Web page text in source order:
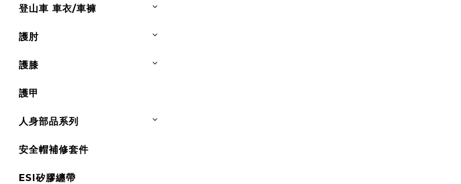
登山車 車衣/車褲
護肘
護膝
護甲
人身部品系列
安全帽補修套件
ESI矽膠纏帶